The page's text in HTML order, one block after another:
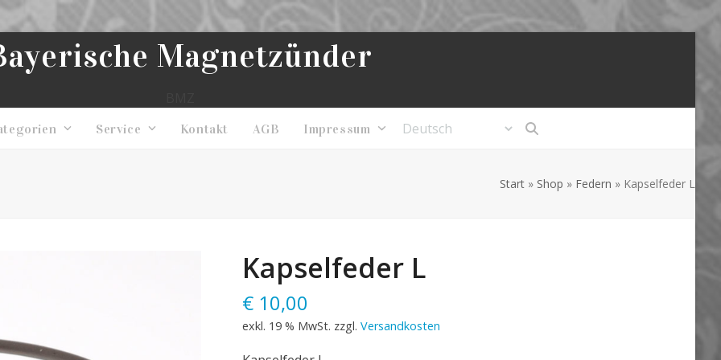
Magnetzünder
Service Kontakt AGB Impressum
Start » Shop » Federn » Kapselfeder L
Kapselfeder L
€10,00
exkl. 19 % MwSt. zzgl. Versandkosten